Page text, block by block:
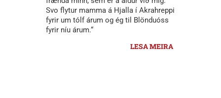
Svo flytur mamma á Hjalla í Akrahreppi
fyrir um tólf árum og ég til Blönduóss
fyrir níu árum.“
LESA MEIRA